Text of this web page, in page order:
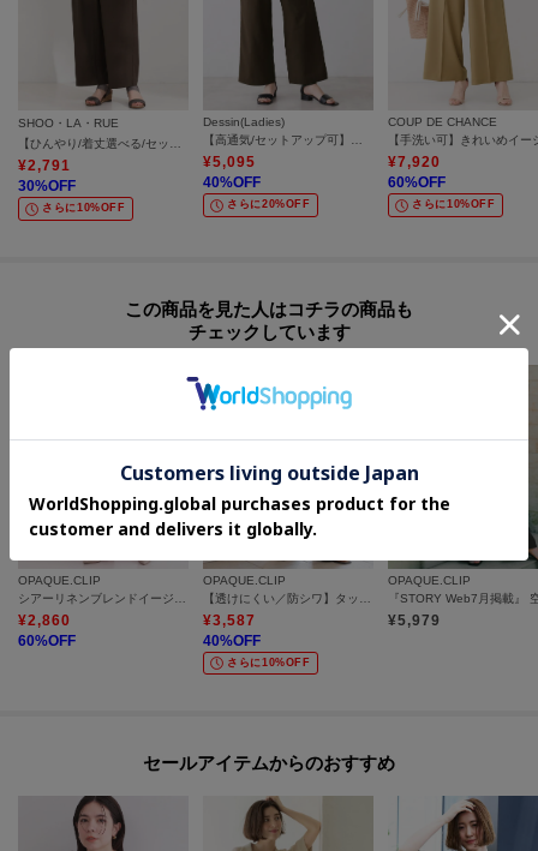
SHOO・LA・RUE
【ひんやり/着丈選べる/セットアップ可】洗濯後しわになりにくい とろみワイドパンツ
¥2,791
30%OFF
さらに10%OFF
Dessin(Ladies)
【高通気/セットアップ可】イージーワイドパンツ
¥5,095
40%OFF
さらに20%OFF
COUP DE CHANCE
¥7,920
60%OFF
さらに10%OFF
この商品を見た人はコチラの商品も
チェックしています
OPAQUE.CLIP
¥2,860
60%OFF
OPAQUE.CLIP
¥3,587
40%OFF
さらに10%OFF
OPAQUE.CLIP
¥5,979
セールアイテムからのおすすめ